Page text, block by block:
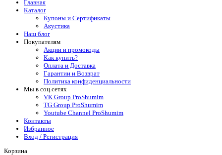
Главная
Каталог
Купоны и Сертификаты
Акустика
Наш блог
Покупателям
Акции и промокоды
Как купить?
Оплата и Доставка
Гарантии и Возврат
Политика конфиденциальности
Мы в соц.сетях
VK Group ProShumim
TG Group ProShumim
Youtube Channel ProShumim
Контакты
Избранное
Вход / Регистрация
Корзина